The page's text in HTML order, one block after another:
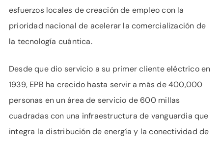
esfuerzos locales de creación de empleo con la
prioridad nacional de acelerar la comercialización de
la tecnología cuántica.
Desde que dio servicio a su primer cliente eléctrico en
1939, EPB ha crecido hasta servir a más de 400,000
personas en un área de servicio de 600 millas
cuadradas con una infraestructura de vanguardia que
integra la distribución de energía y la conectividad de